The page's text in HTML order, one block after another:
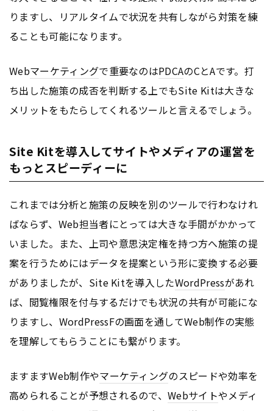
りますし、リアルタイムで状況を共有しながら対策を練
ることも可能になります。
Webマーケティングで重要なのはPDCAのCとAです。打
ち出した施策の成否を判断する上でもSite Kitは大きな
メリットをもたらしてくれるツールと言えるでしょう。
Site Kitを導入してサイトやメディアの運営を
もっとスピーディーに
これまでは分析と施策の反映を別のツールで行わなけれ
ばならず、Web担当者にとっては大きな手間がかかって
いました。また、上司や意思決定権を持つ方へ施策の提
案を行うためにはデータを提案という形に変換する必要
がありましたが、Site Kitを導入したWordPressがあれ
ば、閲覧権限を付与するだけでも状況の共有が可能にな
りますし、 WordPressFの画面を通してWeb制作の実態
を理解してもらうことにも繋がります。
ますますWeb制作やマーケティングのスピードや効率を
高められることが予想されるので、Webサイトやメディ